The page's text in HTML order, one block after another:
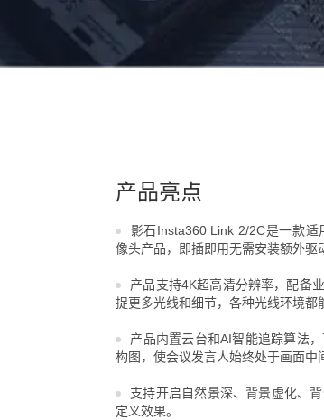
产品亮点
影石Insta360 Link 2/2C是一款
像头产品，即插即用无需安装额外驱
产品支持4K超高清分辨率，配备
捉更多光线和细节，各种光线环境都
产品内置云台和AI智能追踪算法
构图，使会议发言人始终处于画面中
支持开启自然景深、背景虚化、
定义效果。